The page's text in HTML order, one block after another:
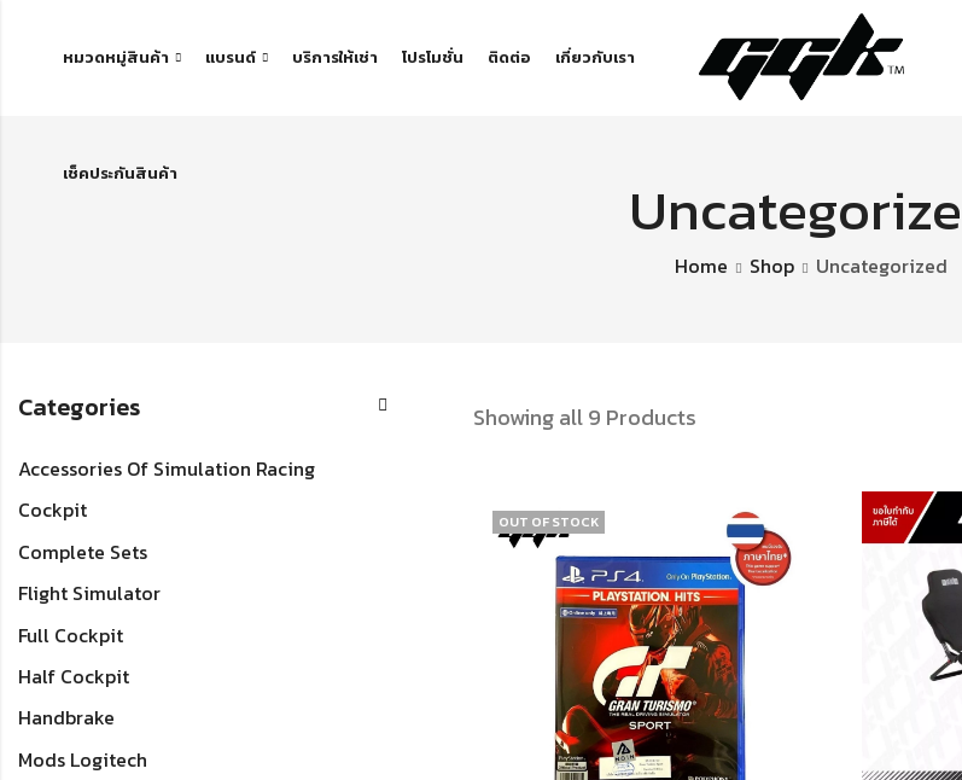
หมวดหมู่สินค้า แบรนด์ บริการให้เช่า โปรโมชั่น ติดต่อ เกี่ยวกับเรา
เช็คประกันสินค้า
Home Shop Uncategorized
Showing all 9 Products
OUT OF STOCK
Categories
Accessories Of Simulation Racing
Cockpit
Complete Sets
Flight Simulator
Full Cockpit
Half Cockpit
Handbrake
Mods Logitech